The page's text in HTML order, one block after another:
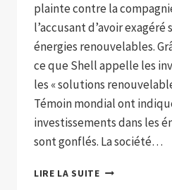
plainte contre la
l’accusant d’avoir exagéré
énergies renouvelables.
ce que Shell appelle les
les « solutions
Témoin mondial ont
investissements dans les
sont gonflés. La société…
LIRE LA SUITEILS